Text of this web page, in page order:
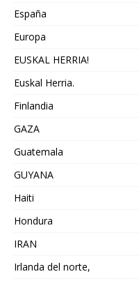
España
Europa
EUSKAL HERRIA!
Euskal Herria.
Finlandia
GAZA
Guatemala
GUYANA
Haiti
Hondura
IRAN
Irlanda del norte,